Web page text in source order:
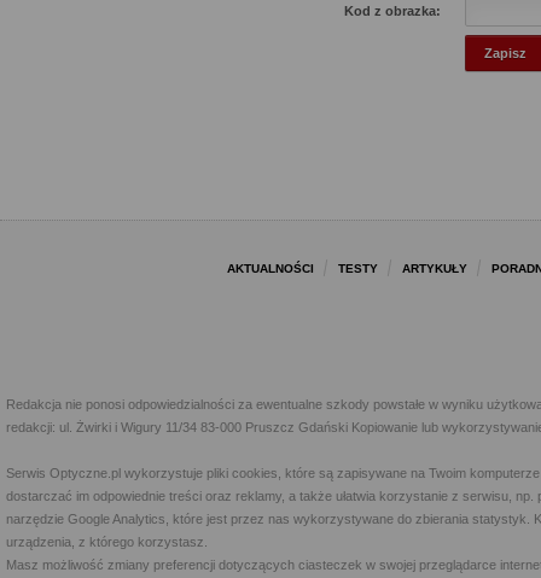
Kod z obrazka:
AKTUALNOŚCI TESTY ARTYKUŁY
Redakcja nie ponosi odpowiedzialności za ewentualne szkody powstałe w wyniku
redakcji: ul. Żwirki i Wigury 11/34 83-000 Pruszcz Gdański Kopiowanie lub
Serwis Optyczne.pl wykorzystuje pliki cookies, które są zapisywane na Twoim
dostarczać im odpowiednie treści oraz reklamy, a także ułatwia korzystanie z serwisu,
narzędzie Google Analytics, które jest przez nas wykorzystywane do zbierania statystyk.
urządzenia, z którego korzystasz.
Masz możliwość zmiany preferencji dotyczących ciasteczek w swojej przeglądarce